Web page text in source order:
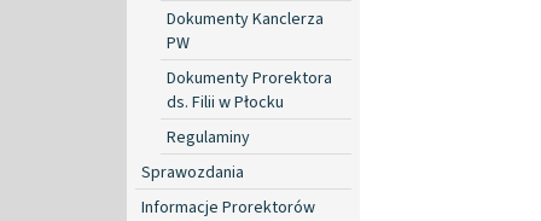
Dokumenty Kanclerza
PW
Dokumenty Prorektora
ds. Filii w Płocku
Regulaminy
Sprawozdania
Informacje Prorektorów